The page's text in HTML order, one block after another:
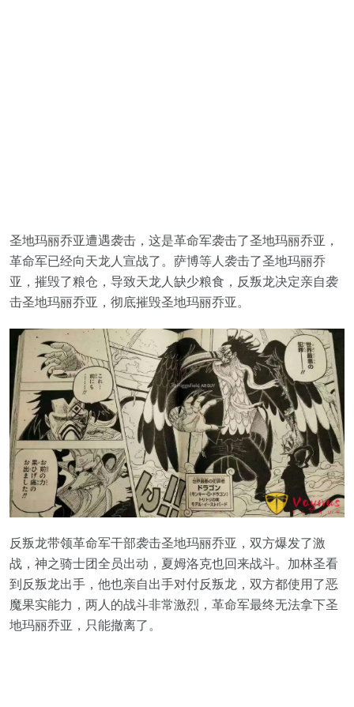
圣地玛丽乔亚遭遇袭击，这是革命军袭击了圣地玛丽乔亚，
革命军已经向天龙人宣战了。萨博等人袭击了圣地玛丽乔
亚，摧毁了粮仓，导致天龙人缺少粮食，反叛龙决定亲自袭
击圣地玛丽乔亚，彻底摧毁圣地玛丽乔亚。
反叛龙带领革命军干部袭击圣地玛丽乔亚，双方爆发了激
战，神之骑士团全员出动，夏姆洛克也回来战斗。加林圣看
到反叛龙出手，他也亲自出手对付反叛龙，双方都使用了恶
魔果实能力，两人的战斗非常激烈，革命军最终无法拿下圣
地玛丽乔亚，只能撤离了。